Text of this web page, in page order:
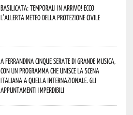
Basilicata: temporali in arrivo! Ecco
l’allerta meteo della Protezione civile
A Ferrandina cinque serate di grande musica,
con un programma che unisce la scena
italiana a quella internazionale. Gli
appuntamenti imperdibili